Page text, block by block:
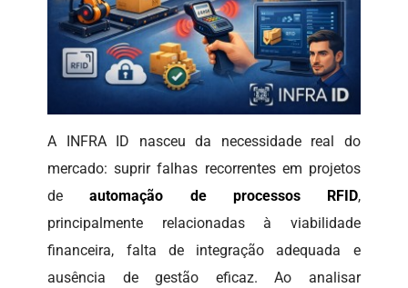
A INFRA ID nasceu da necessidade real do
mercado: suprir falhas recorrentes em projetos
deautomação de processos RFID,
principalmente relacionadas à viabilidade
financeira, falta de integração adequada e
ausência de gestão eficaz. Ao analisar